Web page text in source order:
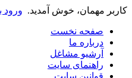
کاربر مهمان، خوش آمدید. ورود
صفحه نخست
درباره ما
آرشیو مشاغل
راهنمای سایت
قوانین سایت